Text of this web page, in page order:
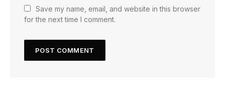
Save my name, email, and website in this browser
for the next time I comment.